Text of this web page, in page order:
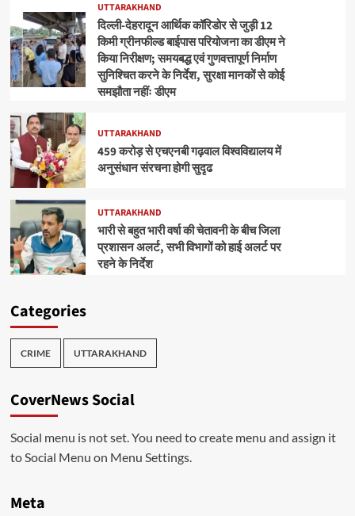
UTTARAKHAND
दिल्ली-देहरादून आर्थिक कॉरिडोर से जुड़ी 12
किमी ग्रीनफील्ड बाईपास परियोजना का डीएम ने
किया निरीक्षण; समयबद्ध एवं गुणवत्तापूर्ण निर्माण
सुनिश्चित करने के निर्देश, सुरक्षा मानकों से कोई
समझौता नहींः डीएम
UTTARAKHAND
459 करोड़ से एचएनबी गढ़वाल विश्वविद्यालय में
अनुसंधान संरचना होगी सुदृढ
UTTARAKHAND
भारी से बहुत भारी वर्षा की चेतावनी के बीच जिला
प्रशासन अलर्ट, सभी विभागों को हाई अलर्ट पर
रहने के निर्देश
Categories
CRIME UTTARAKHAND
CoverNews Social
Social menu is not set. You need to create menu and assign it
to Social Menu on Menu Settings.
Meta